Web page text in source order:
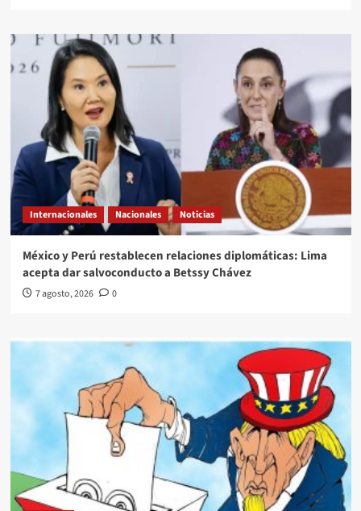
Internacionales Nacionales Noticias
México y Perú restablecen relaciones diplomáticas: Lima
acepta dar salvoconducto a Betssy Chávez
7 agosto, 2026 0